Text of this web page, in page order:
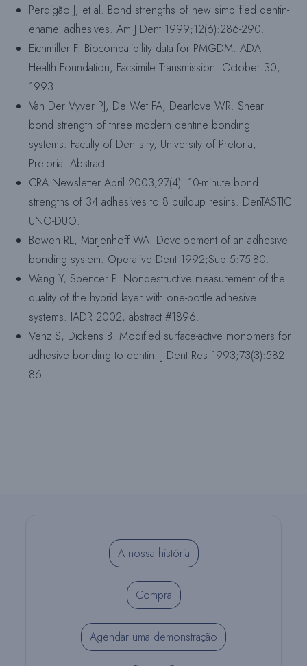
Perdigão J, et al. Bond strengths of new simplified dentin-
enamel adhesives. Am J Dent 1999;12(6):286-290.
Eichmiller F. Biocompatibility data for PMGDM. ADA
Health Foundation, Facsimile Transmission. October 30,
1993.
Van Der Vyver PJ, De Wet FA, Dearlove WR. Shear
bond strength of three modern dentine bonding
systems. Faculty of Dentistry, University of Pretoria,
Pretoria. Abstract.
CRA Newsletter April 2003;27(4). 10-minute bond
strengths of 34 adhesives to 8 buildup resins. DenTASTIC
UNO-DUO.
Bowen RL, Marjenhoff WA. Development of an adhesive
bonding system. Operative Dent 1992;Sup 5:75-80.
Wang Y, Spencer P. Nondestructive measurement of the
quality of the hybrid layer with one-bottle adhesive
systems. IADR 2002, abstract #1896.
Venz S, Dickens B. Modified surface-active monomers for
adhesive bonding to dentin. J Dent Res 1993;73(3):582-
86.
A nossa história
Compra
Agendar uma demonstração